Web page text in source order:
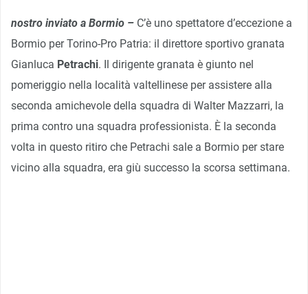
nostro inviato a Bormio – C’è uno spettatore d’eccezione a
Bormio per Torino-Pro Patria: il direttore sportivo granata
Gianluca Petrachi. Il dirigente granata è giunto nel
pomeriggio nella località valtellinese per assistere alla
seconda amichevole della squadra di Walter Mazzarri, la
prima contro una squadra professionista. È la seconda
volta in questo ritiro che Petrachi sale a Bormio per stare
vicino alla squadra, era giù successo la scorsa settimana.